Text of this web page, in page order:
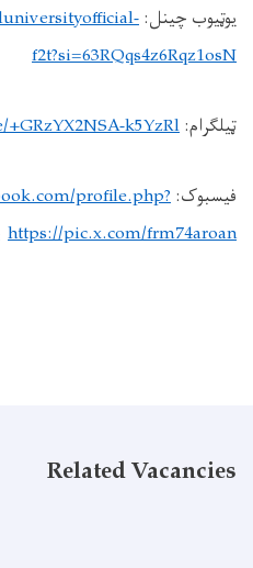
یوټیوب چینل:
f2t?si=63RQqs4z6Rqz1osN
ټیلګرام: +GRzYX2NSA-k5YzRl
فیسبوک:profile.php?
https://pic.x.com/frm74aroan
Related Vacancies